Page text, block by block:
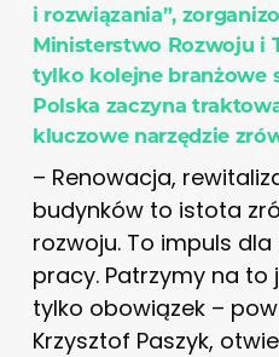
i rozwiązania”,
Ministerstwo Rozwoju i
tylko kolejne branżowe
Polska zaczyna
kluczowe narzędzie
– Renowacja,
budynków to istota
rozwoju. To impuls
pracy. Patrzymy na to
tylko obowiązek –
Krzysztof Paszyk,